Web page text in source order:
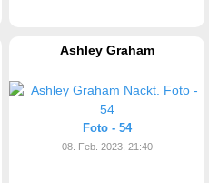
Ashley Graham
Foto - 54
08. Feb. 2023, 21:40